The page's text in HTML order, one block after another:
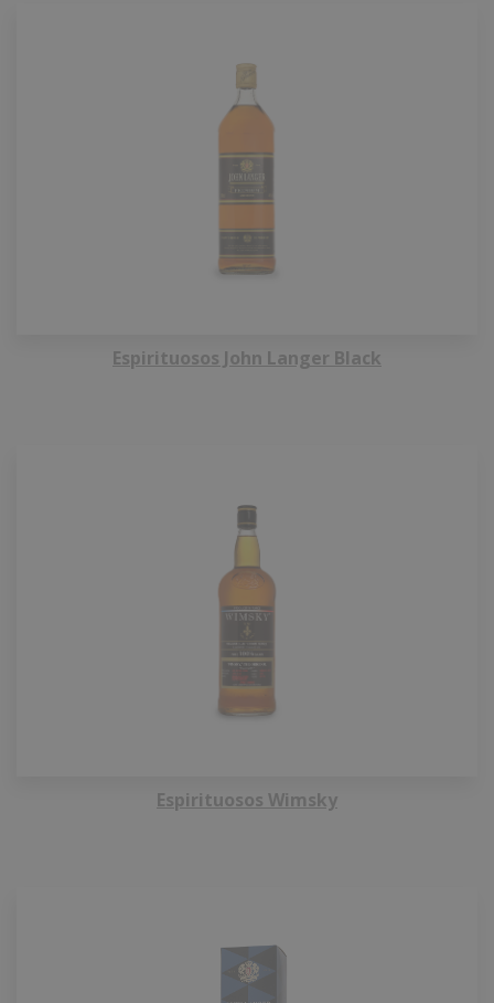
Espirituosos John Langer Black
Espirituosos Wimsky